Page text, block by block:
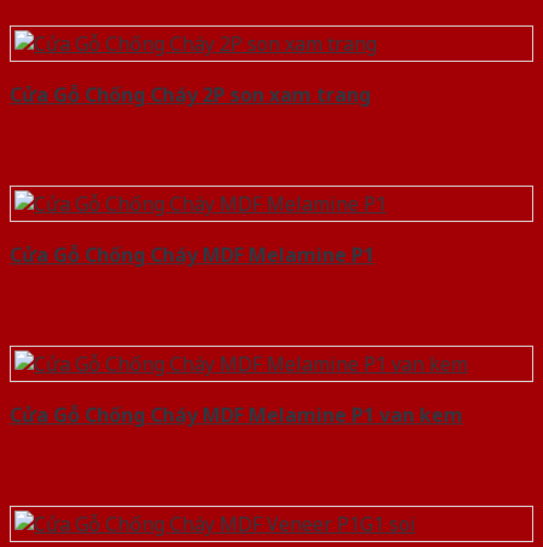
Cửa Gỗ Chống Cháy 2P son xam trang
Cửa Gỗ Chống Cháy MDF Melamine P1
Cửa Gỗ Chống Cháy MDF Melamine P1 van kem